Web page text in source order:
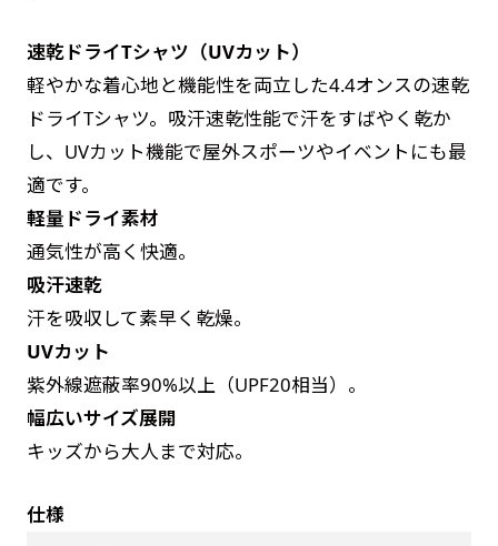
速乾ドライTシャツ（UVカット）
軽やかな着心地と機能性を両立した4.4オンスの速乾
ドライTシャツ。吸汗速乾性能で汗をすばやく乾か
し、UVカット機能で屋外スポーツやイベントにも最
適です。
軽量ドライ素材
通気性が高く快適。
吸汗速乾
汗を吸収して素早く乾燥。
UVカット
紫外線遮蔽率90%以上（UPF20相当）。
幅広いサイズ展開
キッズから大人まで対応。
仕様
ます。（レギュラーのれん縦50cm／レギュラー
スリムのれん縦30cm）お店の入口付近の装飾に
是非！
お急ぎ［ +330円 ］
お急ぎは翌営業日発送（基本12時締め切り)枚数
によって対応できない場合、ギリギリでも対応
できる場合もあります。防炎加工、トロピカル
生地は対応不可です。